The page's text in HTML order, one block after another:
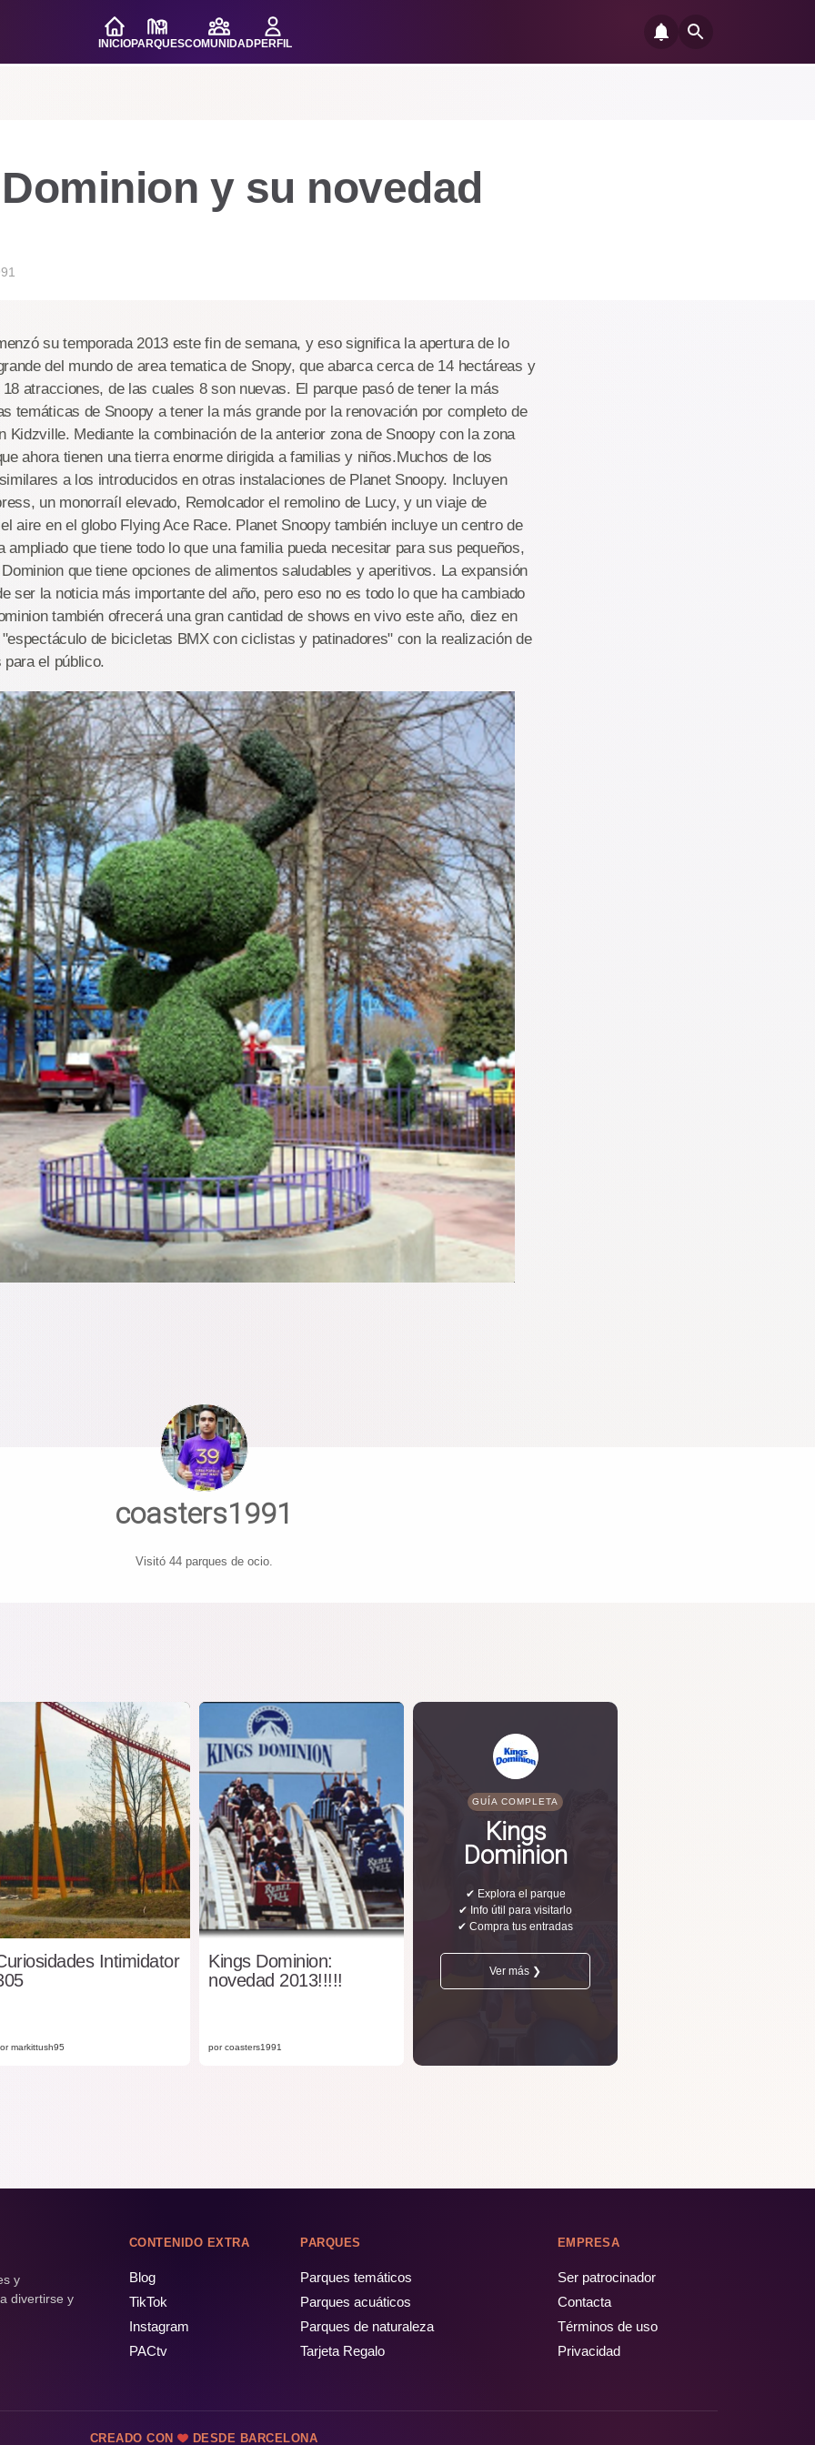
INICIOPARQUESCOMUNIDADPERFIL
y su novedad
su temporada 2013 este fin de semana, y eso significa la apertura de lo
del mundo de area tematica de Snopy, que abarca cerca de 14 hectáreas y
atracciones, de las cuales 8 son nuevas. El parque pasó de tener la más
temáticas de Snoopy a tener la más grande por la renovación por completo de
Kidzville. Mediante la combinación de la anterior zona de Snoopy con la zona
ahora tienen una tierra enorme dirigida a familias y niños.Muchos de los
a los introducidos en otras instalaciones de Planet Snoopy. Incluyen
un monorraíl elevado, Remolcador el remolino de Lucy, y un viaje de
aire en el globo Flying Ace Race. Planet Snoopy también incluye un centro de
ampliado que tiene todo lo que una familia pueda necesitar para sus pequeños,
que tiene opciones de alimentos saludables y aperitivos. La expansión
ser la noticia más importante del año, pero eso no es todo lo que ha cambiado
también ofrecerá una gran cantidad de shows en vivo este año, diez en
de bicicletas BMX con ciclistas y patinadores" con la realización de
el público.
coasters1991
Visitó 44 parques de ocio.
Intimidator
markittush95
Kings Dominion:
novedad 2013!!!!!
por coasters1991
GUÍA COMPLETA
Kings
Dominion
✔ Explora el parque
✔ Info útil para visitarlo
✔ Compra tus entradas
Ver más ❯
y
divertirse y
CONTENIDO EXTRA
Blog
TikTok
Instagram
PACtv
PARQUES
Parques temáticos
Parques acuáticos
Parques de naturaleza
Tarjeta Regalo
EMPRESA
Ser patrocinador
Contacta
Términos de uso
Privacidad
CREADO CON DESDE BARCELONA